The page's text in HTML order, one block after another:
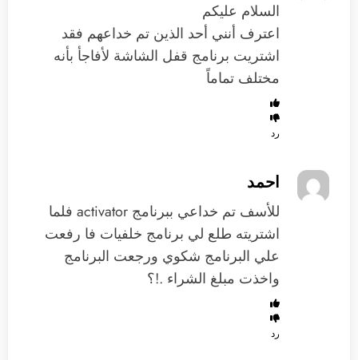
السلام عليكم
اعترف أنني أحد الذين تم خداعهم فقد
اشتريت برنامج قفل الشاشة لأفاجأ بأنه
مختلف تماماً
رد
احمد
للأسف تم خداعي ببرنامج activator فلما
اشتريته طلع لي برنامج خلفيات فا رفعت
علي البرنامج شكوي ورجعت البرنامج
واخذت مبلغ الشراء .!؟
رد